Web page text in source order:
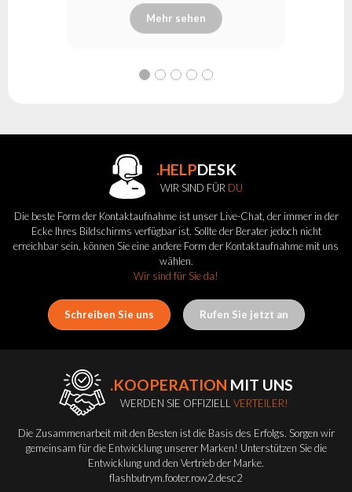
Mehr sehen
.HELPDESK
WIR SIND FÜR DU
Die beste Form der Kontaktaufnahme ist unser Live-Chat, der immer in der
Ecke Ihres Bildschirms verfügbar ist. Sollte der Berater jedoch nicht
erreichbar sein, können Sie eine andere Form der Kontaktaufnahme mit uns
wählen.
Wir sind für Sie da!
Schreiben Sie uns Rufen Sie jetzt an
.KOOPERATION MIT UNS
WERDEN SIE OFFIZIELLVERTEILER!
Die Zusammenarbeit mit den Besten ist die Basis des Erfolgs. Sorgen wir
gemeinsam für die Entwicklung unserer Marken! Unterstützen Sie die
Entwicklung und den Vertrieb der Marke.
flashbutrym.footer.row2.desc2